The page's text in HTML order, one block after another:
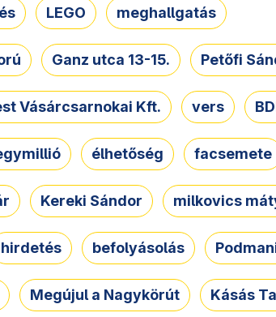
LEGO meghallgatás
Ganz utca 13-15. Petőfi
Vásárcsarnokai Kft. vers
élhetőség facsemete
Kereki Sándor milkovics
hirdetés befolyásolás
Megújul a Nagykörút Kásás